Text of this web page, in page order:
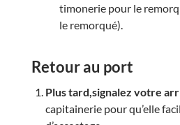
timonerie pour le
le remorqué).
Retour au port
Plus tard,signalez votre
capitainerie pour qu’elle